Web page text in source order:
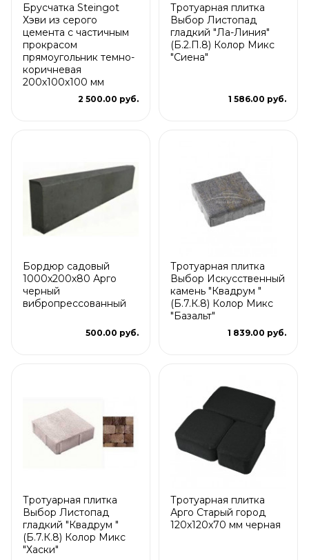
Брусчатка Steingot
Хэви из серого
цемента с частичным
прокрасом
прямоугольник темно-
коричневая
200х100х100 мм
2 500.00 руб.
Тротуарная плитка
Выбор Листопад
гладкий "Ла-Линия"
(Б.2.П.8) Колор Микс
"Сиена"
1 586.00 руб.
Бордюр садовый
1000х200х80 Арго
черный
вибропрессованный
500.00 руб.
Тротуарная плитка
Выбор Искусственный
камень "Квадрум "
(Б.7.К.8) Колор Микс
"Базальт"
1 839.00 руб.
Тротуарная плитка
Выбор Листопад
гладкий "Квадрум "
(Б.7.К.8) Колор Микс
"Хаски"
Тротуарная плитка
Арго Старый город
120x120x70 мм черная